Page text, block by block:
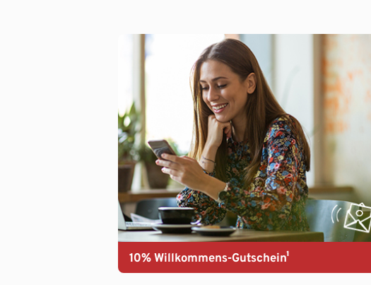
10% Willkommens-Gutschein¹